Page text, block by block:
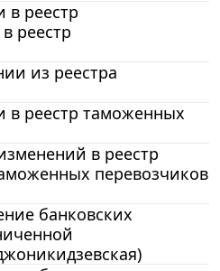
в реестр
реестр
из реестра
в реестр таможенных
в реестр
перевозчиков
банковских